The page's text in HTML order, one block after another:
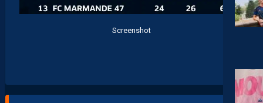
Screenshot